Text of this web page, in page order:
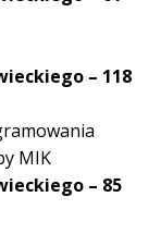
– 118
MIK
– 85